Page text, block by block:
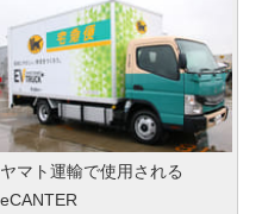
ヤマト運輸で使用される
eCANTER